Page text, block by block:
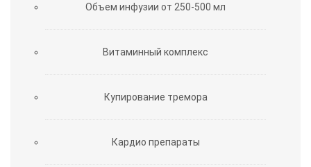
Объем инфузии от 250-500 мл
Витаминный комплекс
Купирование тремора
Кардио препараты